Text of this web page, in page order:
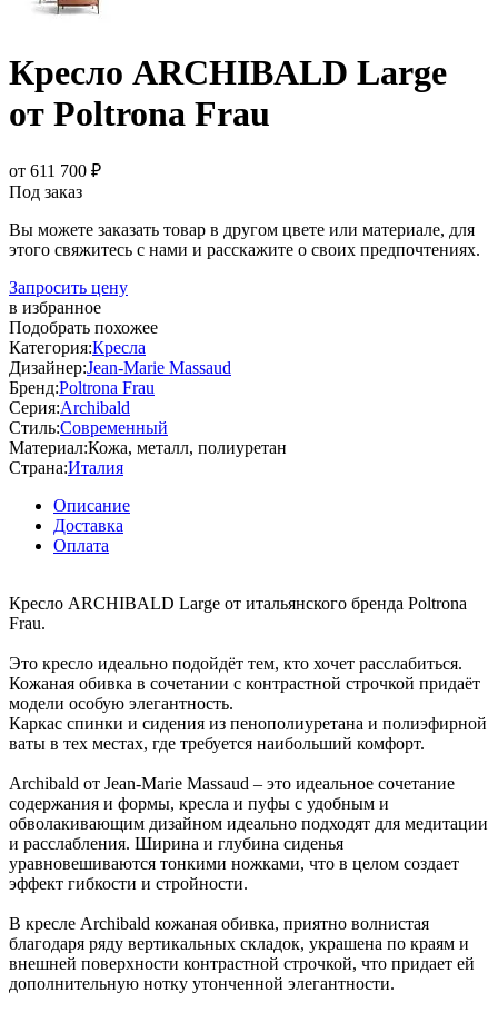
Кресло ARCHIBALD Large
от Poltrona Frau
от 611 700 ₽
Под заказ
Вы можете заказать товар в другом цвете или материале, для
этого свяжитесь с нами и расскажите о своих предпочтениях.
Запросить цену
в избранное
Подобрать похожее
Категория:Кресла
Дизайнер:Jean-Marie Massaud
Бренд:Poltrona Frau
Серия:Archibald
Стиль:Современный
Материал:Кожа, металл, полиуретан
Страна:Италия
Описание
Доставка
Оплата
Кресло ARCHIBALD Large от итальянского бренда Poltrona
Frau.
Это кресло идеально подойдёт тем, кто хочет расслабиться.
Кожаная обивка в сочетании с контрастной строчкой придаёт
модели особую элегантность.
Каркас спинки и сидения из пенополиуретана и полиэфирной
ваты в тех местах, где требуется наибольший комфорт.
Archibald от Jean-Marie Massaud – это идеальное сочетание
содержания и формы, кресла и пуфы с удобным и
обволакивающим дизайном идеально подходят для медитации
и расслабления. Ширина и глубина сиденья
уравновешиваются тонкими ножками, что в целом создает
эффект гибкости и стройности.
В кресле Archibald кожаная обивка, приятно волнистая
благодаря ряду вертикальных складок, украшена по краям и
внешней поверхности контрастной строчкой, что придает ей
дополнительную нотку утонченной элегантности.